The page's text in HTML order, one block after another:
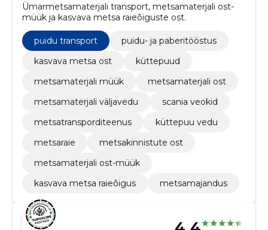
Ümarmetsamaterjali transport, metsamaterjali ost-
müük ja kasvava metsa raieõiguste ost.
puidu transport
puidu- ja paberitööstus
kasvava metsa ost
küttepuud
metsamaterjali müük
metsamaterjali ost
metsamaterjali väljavedu
scania veokid
metsatransporditeenus
küttepuu vedu
metsaraie
metsakinnistute ost
metsamaterjali ost-müük
kasvava metsa raieõigus
metsamajandus